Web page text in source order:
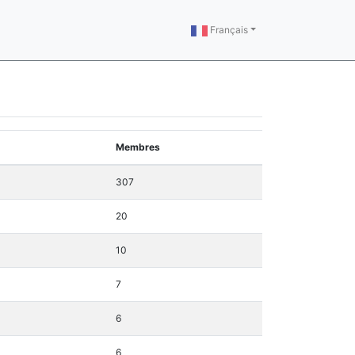
Français
Membres
307
20
10
7
6
6